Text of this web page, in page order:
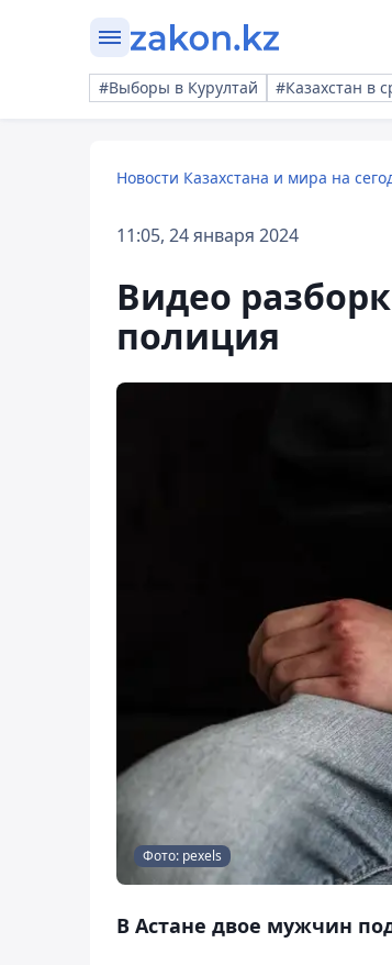
#Выборы в Курултай #Казахстан в
Новости Казахстана и мира на
11:05, 24 января 2024
Видео
полиция
Фото: pexels
В Астане двое мужчин